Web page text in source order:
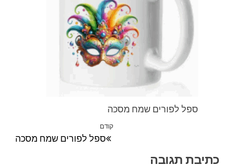
ספל לפורים שמח מסכה
הפוסט
הקודם
קודם
ספל לפורים שמח מסכה
כתיבת תגובה